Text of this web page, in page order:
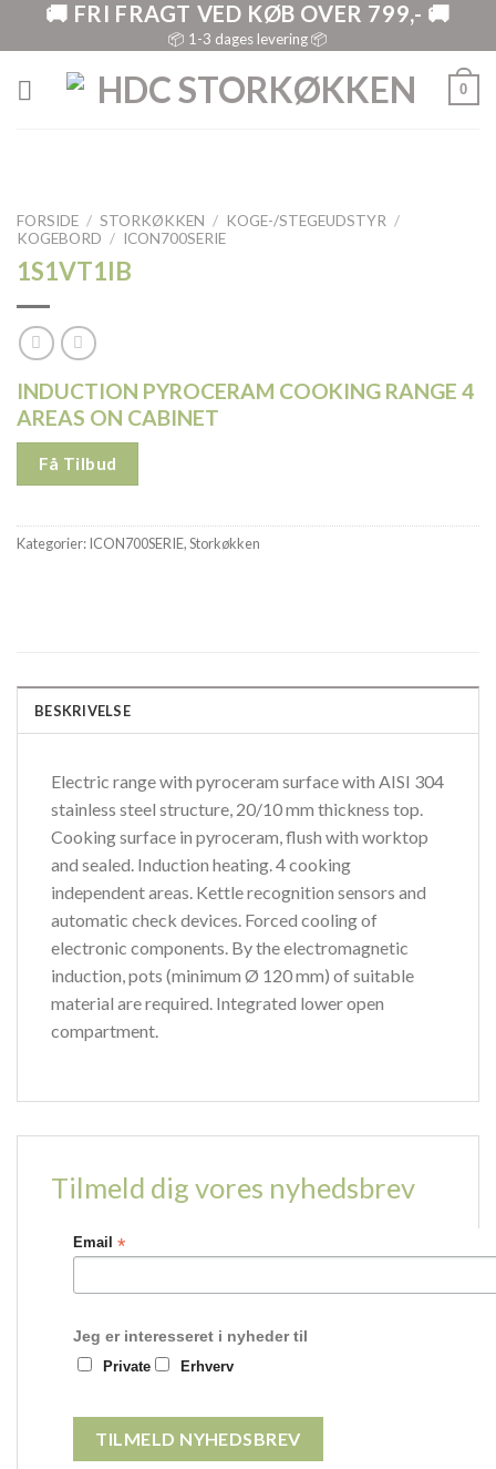
🚚 FRI FRAGT VED KØB OVER 799,- 🚚
📦 1-3 dages levering 📦
0
FORSIDE / STORKØKKEN / KOGE-/STEGEUDSTYR /
KOGEBORD / ICON700SERIE
1S1VT1IB
INDUCTION PYROCERAM COOKING RANGE 4
AREAS ON CABINET
Få Tilbud
Kategorier:ICON700SERIE,Storkøkken
BESKRIVELSE
Electric range with pyroceram surface with AISI 304
stainless steel structure, 20/10 mm thickness top.
Cooking surface in pyroceram, flush with worktop
and sealed. Induction heating. 4 cooking
independent areas. Kettle recognition sensors and
automatic check devices. Forced cooling of
electronic components. By the electromagnetic
induction, pots (minimum Ø 120 mm) of suitable
material are required. Integrated lower open
compartment.
Tilmeld dig vores nyhedsbrev
Email *
Jeg er interesseret i nyheder til
Private Erhverv